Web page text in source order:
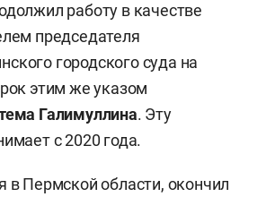
работу в качестве
председателя
городского суда на
этим же указом
Галимуллина. Эту
с 2020 года.
в Пермской области, окончил